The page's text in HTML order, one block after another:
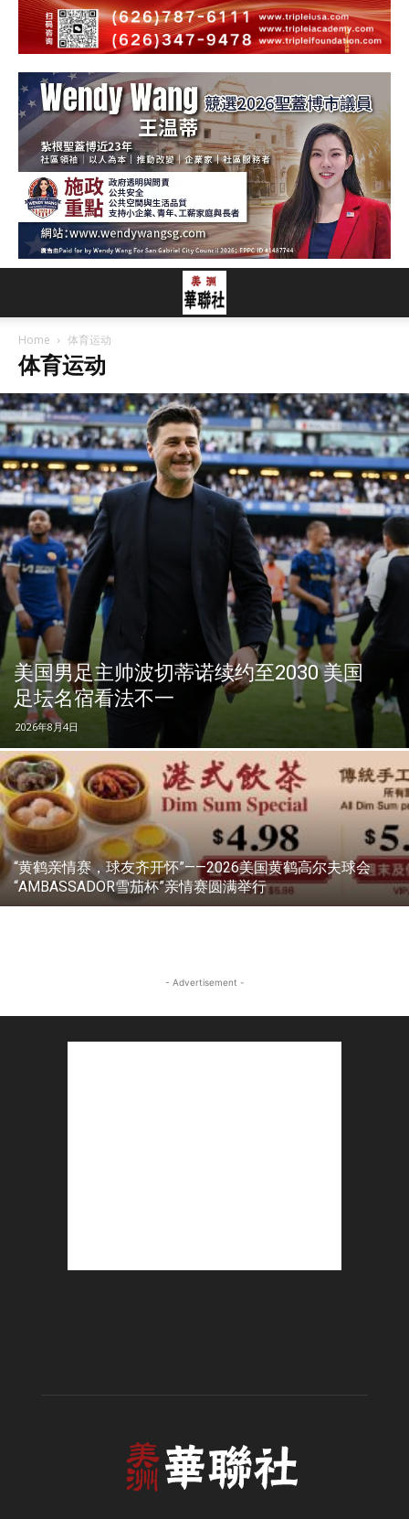
Home 体育运动
体育运动
美国男足主帅波切蒂诺续约至2030 美国
足坛名宿看法不一
2026年8月4日
“黄鹤亲情赛，球友齐开怀”——2026美国黄鹤高尔夫球会
“AMBASSADOR雪茄杯”亲情赛圆满举行
- Advertisement -